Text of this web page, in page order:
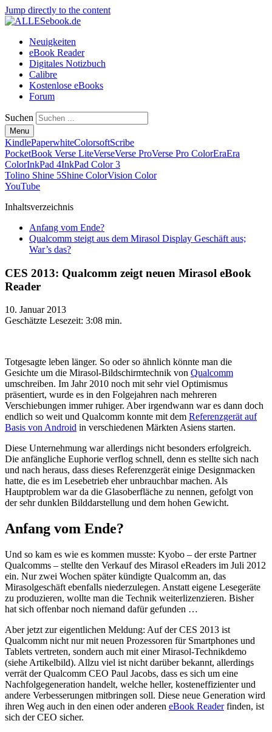
Jump directly to the content
Neuigkeiten
eBook Reader
Digitales Notizbuch
Calibre
Kostenlose eBooks
Forum
Suchen
Menu
KindlePaperwhiteColorsoftScribe
PocketBook Verse LiteVerseVerse ProVerse Pro ColorEraEra
ColorInkPad 4InkPad Color 3
Tolino Shine 5Shine ColorVision Color
YouTube
Inhaltsverzeichnis
Anfang vom Ende?
Qualcomm steigt aus dem Mirasol Display Geschäft aus;
War’s das?
CES 2013: Qualcomm zeigt neuen Mirasol eBook
Reader
10. Januar 2013
Geschätzte Lesezeit: 3:08 min.
Totgesagte leben länger. So oder so ähnlich könnte man die
Gesichte um die Mirasol-Bildschirmtechnik von Qualcomm
umschreiben. Im Jahr 2010 noch mit sehr viel Optimismus
präsentiert, wurde es in den Folgejahren nach mehreren
Verschiebungen immer ruhiger. Aber irgendwann war es dann doch
endlich so weit und Qualcomm konnte mit dem Referenzgerät auf
Basis von Android in verschiedenen Märkten Asiens starten.
Diese Unternehmung war allerdings nicht besonders erfolgreich.
Die anfängliche Euphorie verflog schnell, denn es stellte sich nach
und nach heraus, dass dieses Referenzgerät einige Designmacken
hatte, die es im Lesebetrieb eher unbrauchbar machen. Als
Hauptproblem war da die Glasoberfläche zu nennen, gefolgt von
der sehr dunklen Bilddarstellung und dem hohen Gewicht.
Anfang vom Ende?
Und so kam es wie es kommen musste: Kyobo – der erste Partner
Qualcomms – stellte den Verkauf des Mirasol eReaders im Juli 2012
ein. Nur zwei Wochen später kündigte Qualcomm an, das
Mirasolgeschäft ebenfalls niederzulegen. Anstatt eigene Lesegeräte
zu produzieren, wollte man die Technik weiterlizenzieren. Bisher
hat sich offenbar noch niemand dafür gefunden …
Aber jetzt zur eigentlichen Meldung: Auf der CES 2013 ist
Qualcomm nicht nur mit neuen Prozessoren für Smartphones und
Tablets vertreten, sondern auch mit einer Mirasol-Technikdemo
(siehe Artikelbild). Allzu viel ist nicht darüber bekannt, allerdings
verrät der Qualcomm CEO Paul Jacobs, dass es sich um eine
Nachfolgegeneration handelt, welche heller, kosteneffizienter und
andere Verbesserungen mitbringen soll. Diese neue Generation wird
ihren Weg auch in den einen oder anderen eBook Readerfinden, ist
sich der CEO sicher.